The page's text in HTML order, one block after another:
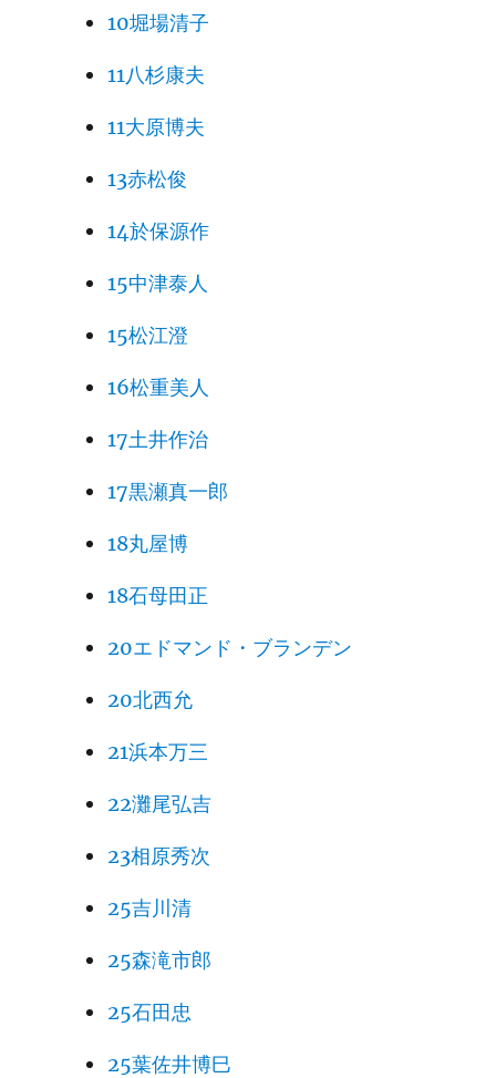
10堀場清子
11八杉康夫
11大原博夫
13赤松俊
14於保源作
15中津泰人
15松江澄
16松重美人
17土井作治
17黒瀬真一郎
18丸屋博
18石母田正
20エドマンド・ブランデン
20北西允
21浜本万三
22灘尾弘吉
23相原秀次
25吉川清
25森滝市郎
25石田忠
25葉佐井博巳